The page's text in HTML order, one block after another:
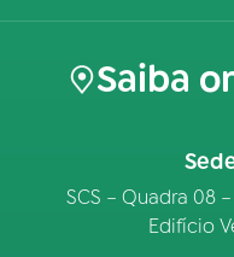
Saiba
SCS – Quadra 08
Edifício